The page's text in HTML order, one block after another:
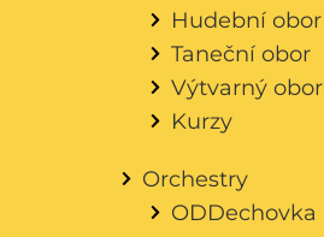
Hudební obor
Taneční obor
Výtvarný obor
Kurzy
Orchestry
ODDechovka